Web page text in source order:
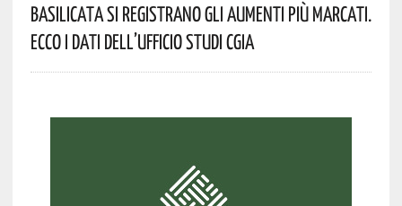
Basilicata Si Registrano Gli Aumenti Più Marcati.
Ecco I Dati Dell’Ufficio Studi CGIA